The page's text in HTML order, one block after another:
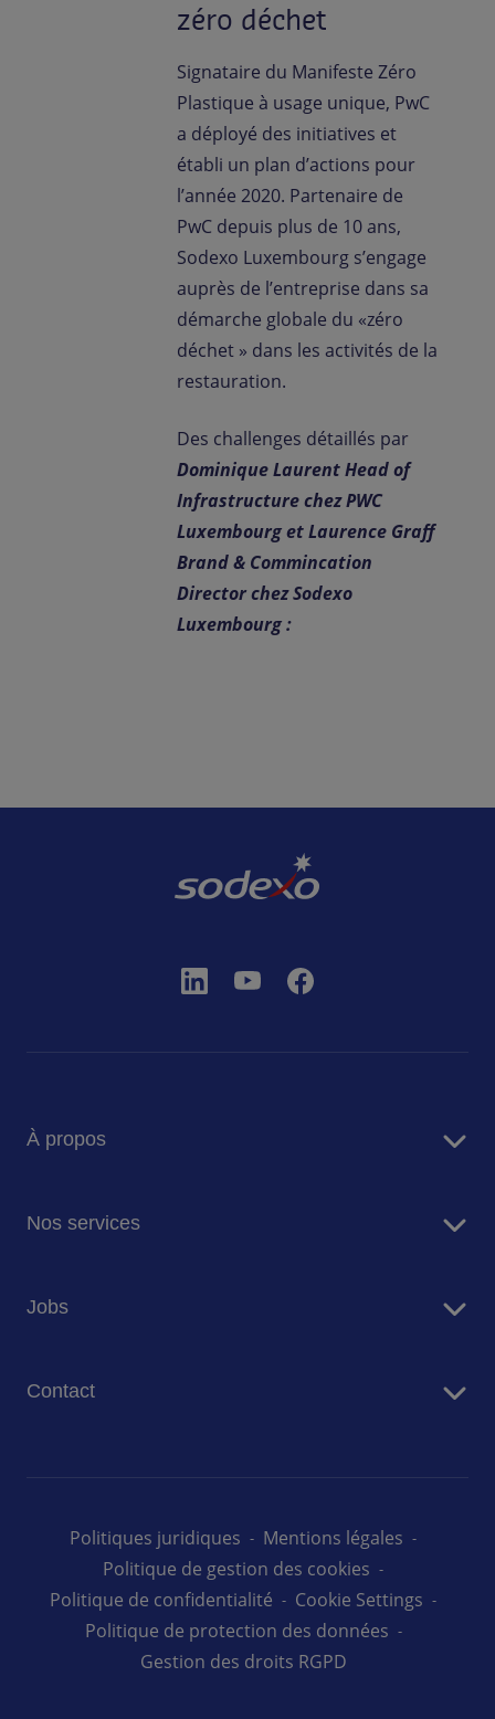
zéro déchet
Signataire du Manifeste Zéro
Plastique à usage unique, PwC
a déployé des initiatives et
établi un plan d’actions pour
l’année 2020. Partenaire de
PwC depuis plus de 10 ans,
Sodexo Luxembourg s’engage
auprès de l’entreprise dans sa
démarche globale du «zéro
déchet » dans les activités de la
restauration.
Des challenges détaillés par
Dominique Laurent Head of
Infrastructure chez PWC
Luxembourg et Laurence Graff
Brand & Commincation
Director chez Sodexo
Luxembourg :
À propos
Nos services
Résidences Seniors
Conciergerie
Jobs
Nos offres d'emploi au Luxembourg
Contact
Politiques juridiques
Mentions légales
Politique de gestion des cookies
Politique de confidentialité
Cookie Settings
Politique de protection des données
Gestion des droits RGPD